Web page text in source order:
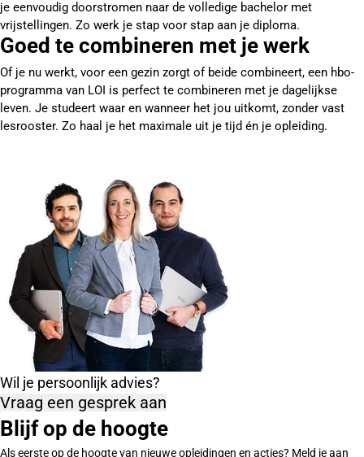
je eenvoudig doorstromen naar de volledige bachelor met
vrijstellingen. Zo werk je stap voor stap aan je diploma.
Goed te combineren met je werk
Of je nu werkt, voor een gezin zorgt of beide combineert, een hbo-
programma van LOI is perfect te combineren met je dagelijkse
leven. Je studeert waar en wanneer het jou uitkomt, zonder vast
lesrooster. Zo haal je het maximale uit je tijd én je opleiding.
Wil je persoonlijk advies?
Vraag een gesprek aan
Blijf op de hoogte
Als eerste op de hoogte van nieuwe opleidingen en acties? Meld je aan